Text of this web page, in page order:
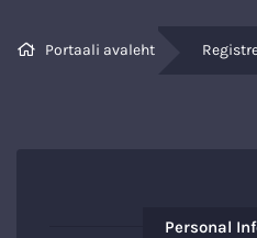
Portaali avaleht
Personal